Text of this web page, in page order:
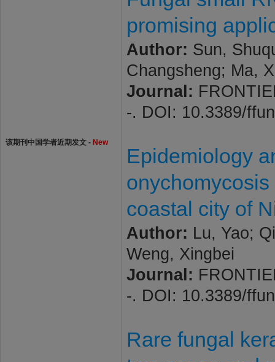
该期刊中国学者近期发文 - New
promising
Author: Sun,
Changsheng; Ma,
Journal:
-. DOI: 10.3389/
Epidemiology
coastal city of
Author: Lu, Yao;
Weng, Xingbei
Journal:
-. DOI: 10.3389/
Rare fungal